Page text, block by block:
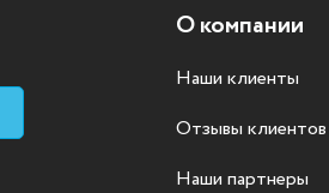
О компании
Наши клиенты
Отзывы клиентов
Наши партнеры